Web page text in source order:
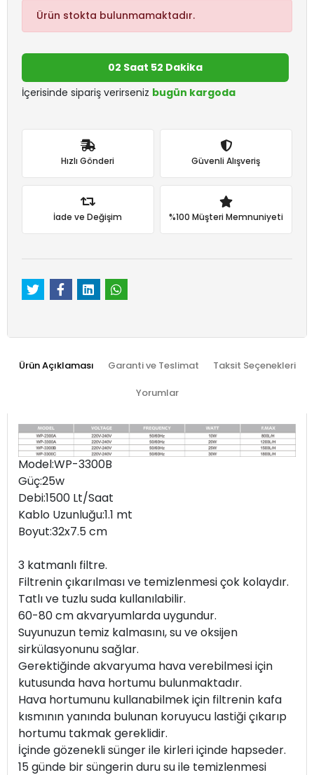
Ürün stokta bulunmamaktadır.
02 Saat 52 Dakika
İçerisinde sipariş verirseniz bugün kargoda
Hızlı Gönderi Güvenli Alışveriş
İade ve Değişim %100 Müşteri Memnuniyeti
Ürün Açıklaması Garanti ve Teslimat Taksit Seçenekleri
Yorumlar
Model:WP-3300B
Güç:25w
Debi:1500 Lt/Saat
Kablo Uzunluğu:1.1 mt
Boyut:32x7.5 cm
3 katmanlı filtre.
Filtrenin çıkarılması ve temizlenmesi çok kolaydır.
Tatlı ve tuzlu suda kullanılabilir.
60-80 cm akvaryumlarda uygundur.
Suyunuzun temiz kalmasını, su ve oksijen
sirkülasyonunu sağlar.
Gerektiğinde akvaryuma hava verebilmesi için
kutusunda hava hortumu bulunmaktadır.
Hava hortumunu kullanabilmek için filtrenin kafa
kısmının yanında bulunan koruyucu lastiği çıkarıp
hortumu takmak gereklidir.
İçinde gözenekli sünger ile kirleri içinde hapseder.
15 günde bir süngerin duru su ile temizlenmesi